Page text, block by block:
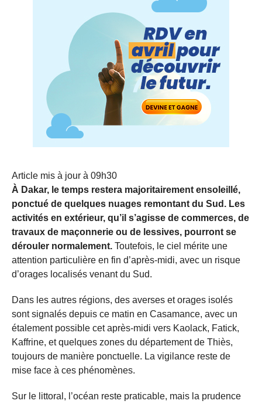
Article mis à jour à 09h30
À Dakar, le temps restera majoritairement ensoleillé,
ponctué de quelques nuages remontant du Sud. Les
activités en extérieur, qu’il s’agisse de commerces, de
travaux de maçonnerie ou de lessives, pourront se
dérouler normalement. Toutefois, le ciel mérite une
attention particulière en fin d’après-midi, avec un risque
d’orages localisés venant du Sud.
Dans les autres régions, des averses et orages isolés
sont signalés depuis ce matin en Casamance, avec un
étalement possible cet après-midi vers Kaolack, Fatick,
Kaffrine, et quelques zones du département de Thiès,
toujours de manière ponctuelle. La vigilance reste de
mise face à ces phénomènes.
Sur le littoral, l’océan reste praticable, mais la prudence